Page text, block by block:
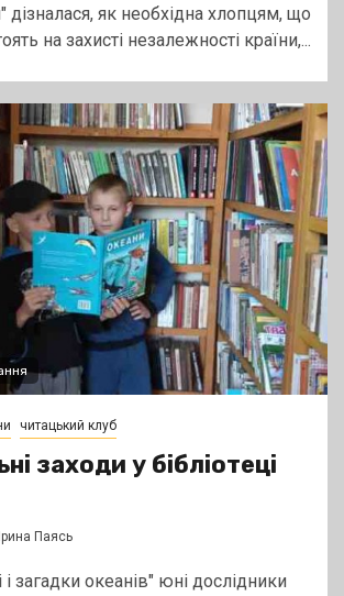
дізналася, як необхідна хлопцям, що
на захисті незалежності країни,...
читацький клуб
заходи у бібліотеці
Ірина Паясь
загадки океанів" юні дослідники